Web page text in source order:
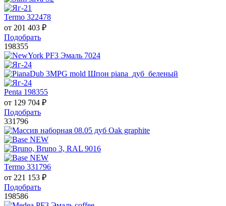
Termo 322478
от 201 403 ₽
Подобрать
198355
Penta 198355
от 129 704 ₽
Подобрать
331796
Termo 331796
от 221 153 ₽
Подобрать
198586